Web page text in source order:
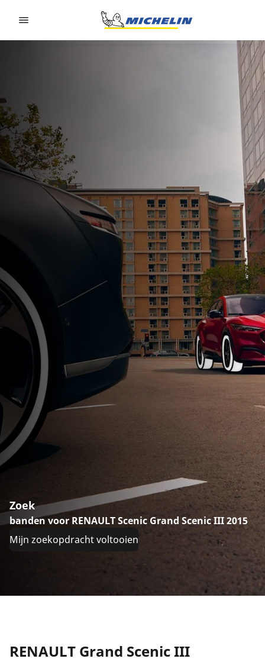
Zoek
banden voor RENAULT Scenic Grand Scenic III 2015
Mijn zoekopdracht voltooien
RENAULT Grand Scenic III